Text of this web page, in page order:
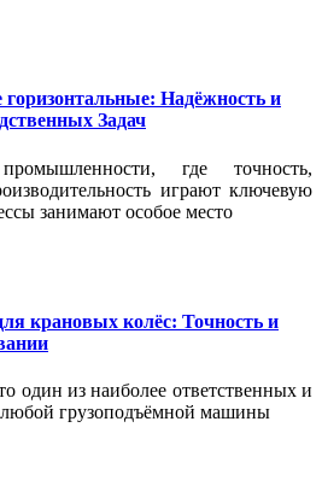
Надёжность и
Задач
где точность,
играют ключевую
занимают особое место
крановых колёс: Точность и
один из наиболее ответственных и
грузоподъёмной машины